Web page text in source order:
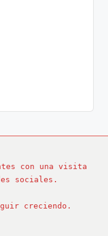
con una visita
sociales.
creciendo.